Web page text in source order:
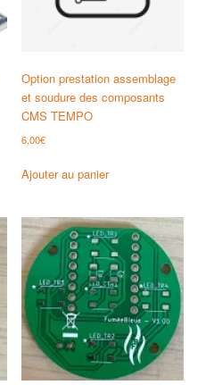
Option prestation assemblage
et soudure des composants
CMS TEMPO
6,00€
Ajouter au panier